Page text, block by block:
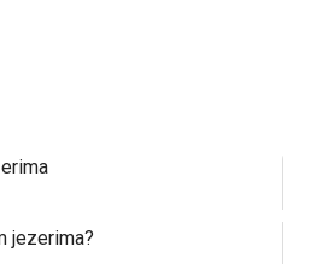
jezerima?